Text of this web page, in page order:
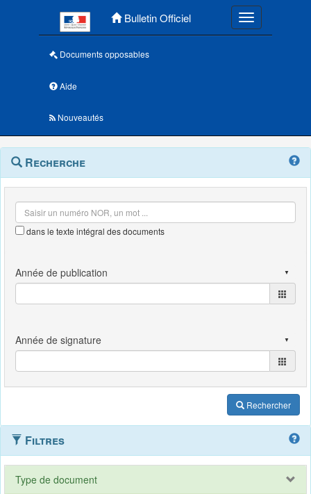
Bulletin Officiel Toggle
Documents opposables
Aide
Nouveautés
Navigation
outils
Menu
contextuel
Recherche
dans le texte intégral des documents
Rechercher
Filtres
Type de document